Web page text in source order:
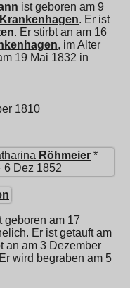
ist geboren am 9
. Er ist
. Er stirbt an am 16
, im Alter
19 Mai 1832 in
1810
Röhmeier *
6 Dez 1852
geboren am 17
Er ist getauft am
an am 3 Dezember
wird begraben am 5